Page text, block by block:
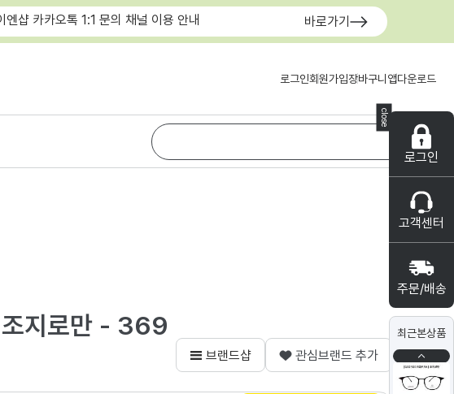
close
로그인
고객센터
주문/배송
최근본상품
엔샵 카카오톡 1:1 문의 채널 이용 안내 바로가기
로그인회원가입장바구니 앱다운로드
지로만 - 369
브랜드샵 관심브랜드 추가